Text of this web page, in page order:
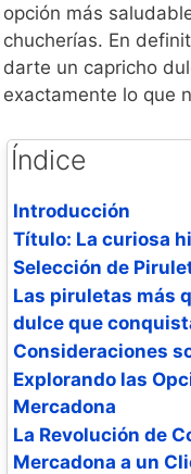
opción más
chucherías. En
darte un capricho
exactamente lo que
Índice
Introducción
Título: La curiosa
Selección de
Las piruletas más
dulce que
Consideraciones
Explorando las
Mercadona
La Revolución de
Mercadona a un